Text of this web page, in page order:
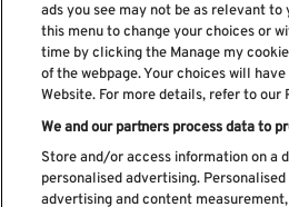
Li e aceito os Política de
Livro de
ads you see may not be as relevant to
this menu to change your choices or
time by clicking the Manage my
of the webpage. Your choices will
Website. For more details, refer to our
We and our partners process data to
Store and/or access information on a
personalised advertising.
advertising and content